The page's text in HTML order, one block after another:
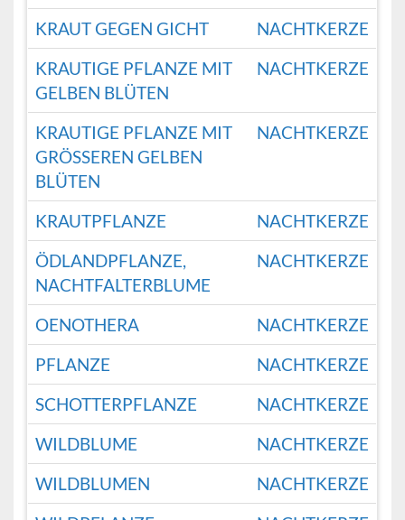
KRAUT GEGEN GICHT
NACHTKERZE
KRAUTIGE PFLANZE MIT
GELBEN BLÜTEN
NACHTKERZE
KRAUTIGE PFLANZE MIT
GRÖSSEREN GELBEN B
LÜTEN
NACHTKERZE
KRAUTPFLANZE
NACHTKERZE
ÖDLANDPFLANZE,
NACHTFALTERBLUME
NACHTKERZE
OENOTHERA
NACHTKERZE
PFLANZE
NACHTKERZE
SCHOTTERPFLANZE
NACHTKERZE
WILDBLUME
NACHTKERZE
WILDBLUMEN
NACHTKERZE